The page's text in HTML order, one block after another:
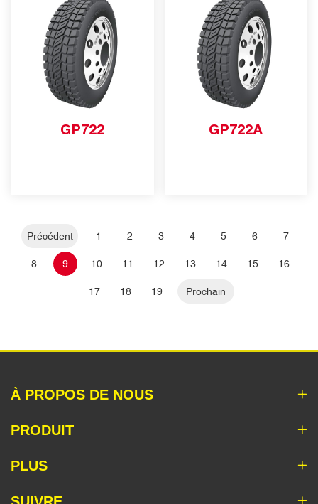
GP722 GP722A
Précédent 1 2 3 4 5 6 7
8 9 10 11 12 13 14 15 16
17 18 19 Prochain
À PROPOS DE NOUS
PRODUIT
PLUS